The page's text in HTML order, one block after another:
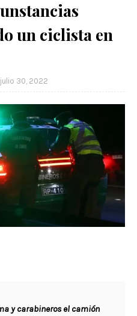
un ciclista en
julio 30, 2022
y carabineros el camión